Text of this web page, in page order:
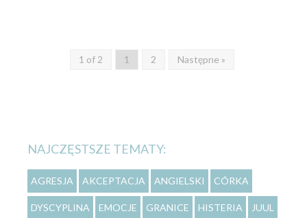
1 of 2 1 2 Następne »
NAJCZĘSTSZE TEMATY:
AGRESJA AKCEPTACJA ANGIELSKI CÓRKA
DYSCYPLINA EMOCJE GRANICE HISTERIA JUUL